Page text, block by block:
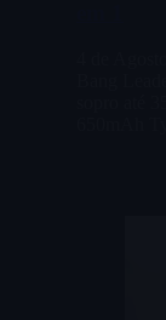
Bang
sopro até